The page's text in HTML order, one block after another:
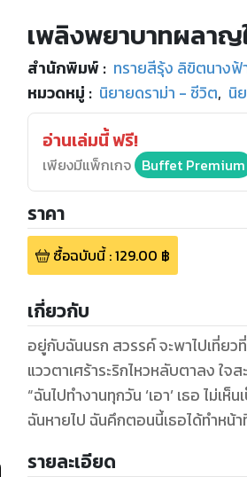
เพลิงพยาบาทผลาญ
สำนักพิมพ์ : ทรายสีรุ้ง ลิขิตนางฟ้
หมวดหมู่ : นิยายดราม่า - ชีวิต, นิ
อ่านเล่มนี้ ฟรี!
เพียงมีแพ็กเกจ Buffet Premium
ราคา
ซื้อฉบับนี้:129.00 ฿
เกี่ยวกับ
อยู่กับฉันนรก สวรรค์ จะพาไปเที่ยว
แววตาเศร้าระริกไหวหลับตาลง ใจ
“ฉันไปทำงานทุกวัน ‘เอา’ เธอ ไม่
ฉันหายไป ฉันคึกตอนนี้เธอได้ทำหน้
รายละเอียด